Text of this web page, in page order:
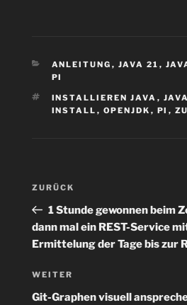
KATEGORIEN
ANLEITUNG , JAVA 21 ,
PI
SCHLAGWÖRTER
INSTALLIEREN JAVA ,
INSTALL , OPENJDK , PI ,
Beitragsnavigation
Vorheriger
Beitrag
ZURÜCK
1 Stunde gewonnen beim
dann mal ein REST-Service
Ermittelung der Tage bis zur
Nächster
Beitrag
WEITER
Git-Graphen visuell